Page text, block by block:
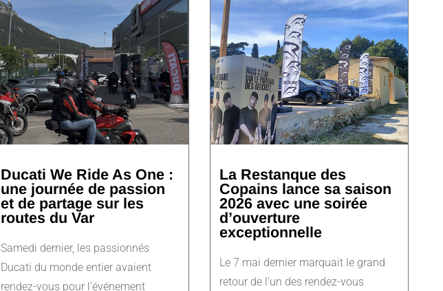
Ducati We Ride As One :
une journée de passion
et de partage sur les
routes du Var
Samedi dernier, les passionnés
Ducati du monde entier avaient
rendez-vous pour l’événement
La Restanque des
Copains lance sa saison
2026 avec une soirée
d’ouverture
exceptionnelle
Le 7 mai dernier marquait le grand
retour de l’un des rendez-vous